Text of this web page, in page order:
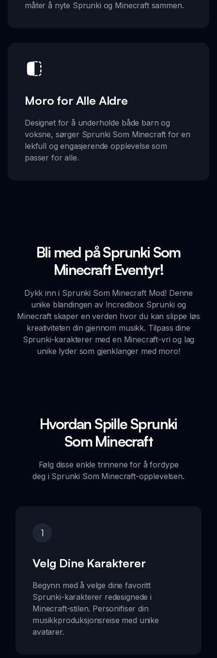
måter å nyte Sprunki og Minecraft sammen.
Moro for Alle Aldre
Designet for å underholde både barn og
voksne, sørger Sprunki Som Minecraft for en
lekfull og engasjerende opplevelse som
passer for alle.
Bli med på Sprunki Som
Minecraft Eventyr!
Dykk inn i Sprunki Som Minecraft Mod! Denne
unike blandingen av Incredibox Sprunki og
Minecraft skaper en verden hvor du kan slippe løs
kreativiteten din gjennom musikk. Tilpass dine
Sprunki-karakterer med en Minecraft-vri og lag
unike lyder som gjenklanger med moro!
Hvordan Spille Sprunki
Som Minecraft
Følg disse enkle trinnene for å fordype
deg i Sprunki Som Minecraft-opplevelsen.
1
Velg Dine Karakterer
Begynn med å velge dine favoritt
Sprunki-karakterer redesignede i
Minecraft-stilen. Personifiser din
musikkproduksjonsreise med unike
avatarer.